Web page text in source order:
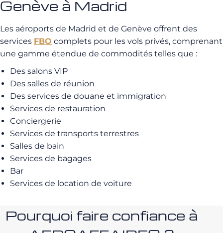
Genève à Madrid
Les aéroports de Madrid et de Genève offrent des
services FBO complets pour les vols privés, comprenant
une gamme étendue de commodités telles que :
Des salons VIP
Des salles de réunion
Des services de douane et immigration
Services de restauration
Conciergerie
Services de transports terrestres
Salles de bain
Services de bagages
Bar
Services de location de voiture
Pourquoi faire confiance à